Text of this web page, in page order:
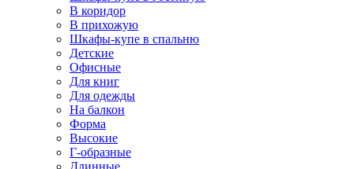
В коридор
В прихожую
Шкафы-купе в спальню
Детские
Офисные
Для книг
Для одежды
На балкон
Форма
Высокие
Г-образные
Длинные